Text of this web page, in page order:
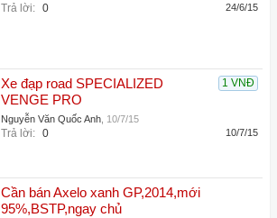
Trả lời: 0 24/6/15
1 VNĐ
Xe đạp road SPECIALIZED
VENGE PRO
Nguyễn Văn Quốc Anh 10/7/15
Trả lời: 0 10/7/15
Cần bán Axelo xanh GP,2014,mới
95%,BSTP,ngay chủ